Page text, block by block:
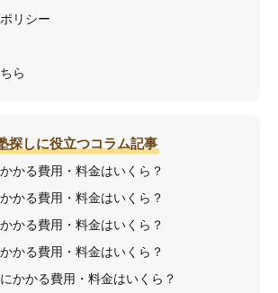
リシー
ら
探しに役立つコラム記事
かる費用・料金はいくら？
かる費用・料金はいくら？
かる費用・料金はいくら？
かる費用・料金はいくら？
かかる費用・料金はいくら？